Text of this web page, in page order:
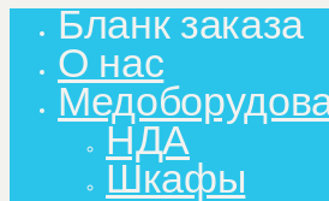
Бланк заказа
О нас
НДА
Шкафы